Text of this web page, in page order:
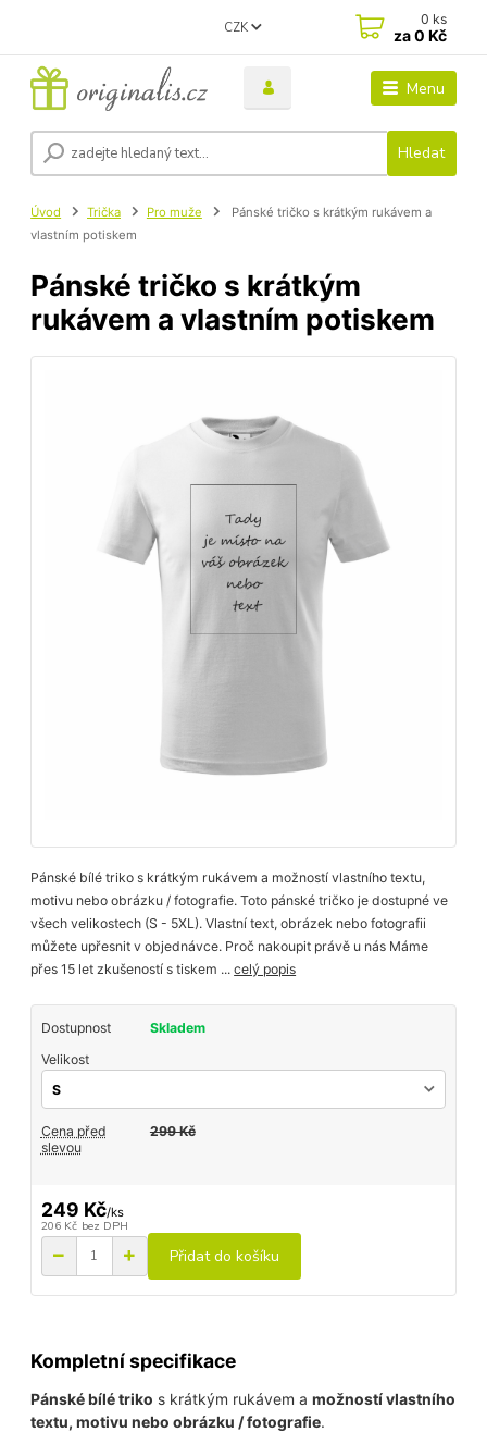
Menu
CZK
Hledat
0 ks
za0 Kč
Úvod Trička Pro muže
Pánské tričko s krátkým rukávem a
vlastním potiskem
Pánské tričko s krátkým
rukávem a vlastním potiskem
Pánské bílé triko s krátkým rukávem a možností vlastního textu,
motivu nebo obrázku / fotografie. Toto pánské tričko je dostupné ve
všech velikostech (S - 5XL). Vlastní text, obrázek nebo fotografii
můžete upřesnit v objednávce. Proč nakoupit právě u nás Máme
přes 15 let zkušeností s tiskem ...celý popis
Dostupnost
Skladem
Velikost
Cena před
slevou
299 Kč
249 Kč/ks
206 Kč bez DPH
Přidat do košíku
Kompletní specifikace
Pánské bílé triko s krátkým rukávem amožností vlastního
textu, motivu nebo obrázku / fotografie.